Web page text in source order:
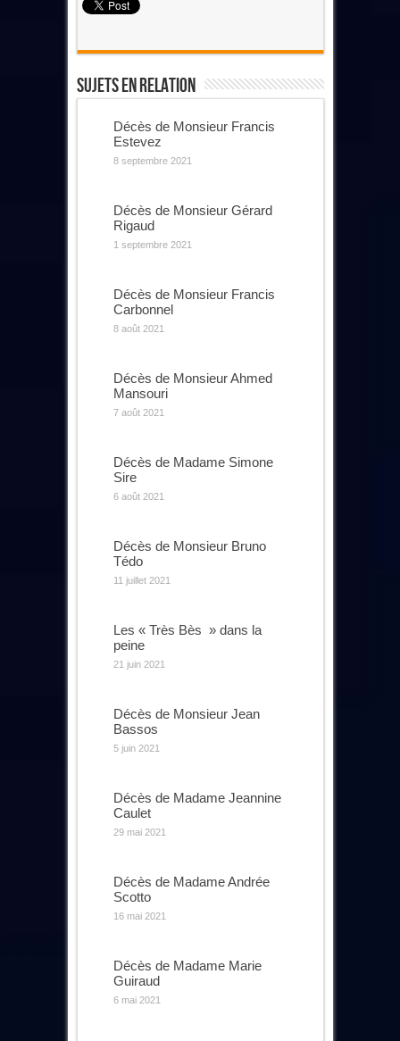
Sujets En Relation
Décès de Monsieur Francis
Estevez
8 septembre 2021
Décès de Monsieur Gérard
Rigaud
1 septembre 2021
Décès de Monsieur Francis
Carbonnel
8 août 2021
Décès de Monsieur Ahmed
Mansouri
7 août 2021
Décès de Madame Simone
Sire
6 août 2021
Décès de Monsieur Bruno
Tédo
11 juillet 2021
Les « Très Bès » dans la
peine
21 juin 2021
Décès de Monsieur Jean
Bassos
5 juin 2021
Décès de Madame Jeannine
Caulet
29 mai 2021
Décès de Madame Andrée
Scotto
16 mai 2021
Décès de Madame Marie
Guiraud
6 mai 2021